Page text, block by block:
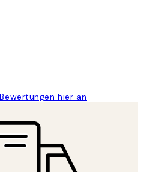
hier an